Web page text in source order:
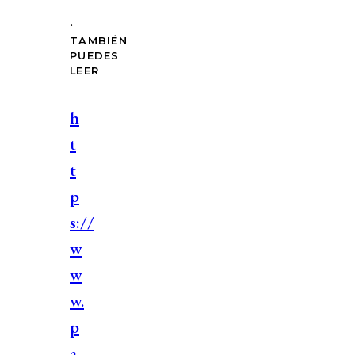
.
TAMBIÉN
PUEDES
LEER